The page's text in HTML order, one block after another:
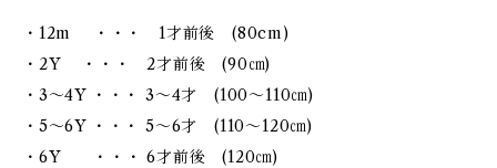
・12m ・・・ 1才前後 (80cm)
・2Y ・・・ 2才前後 (90㎝)
・3～4Y ・・・ 3～4才 (100～110㎝)
・5～6Y ・・・ 5～6才 (110～120㎝)
・6Y ・・・ 6才前後 (120㎝)